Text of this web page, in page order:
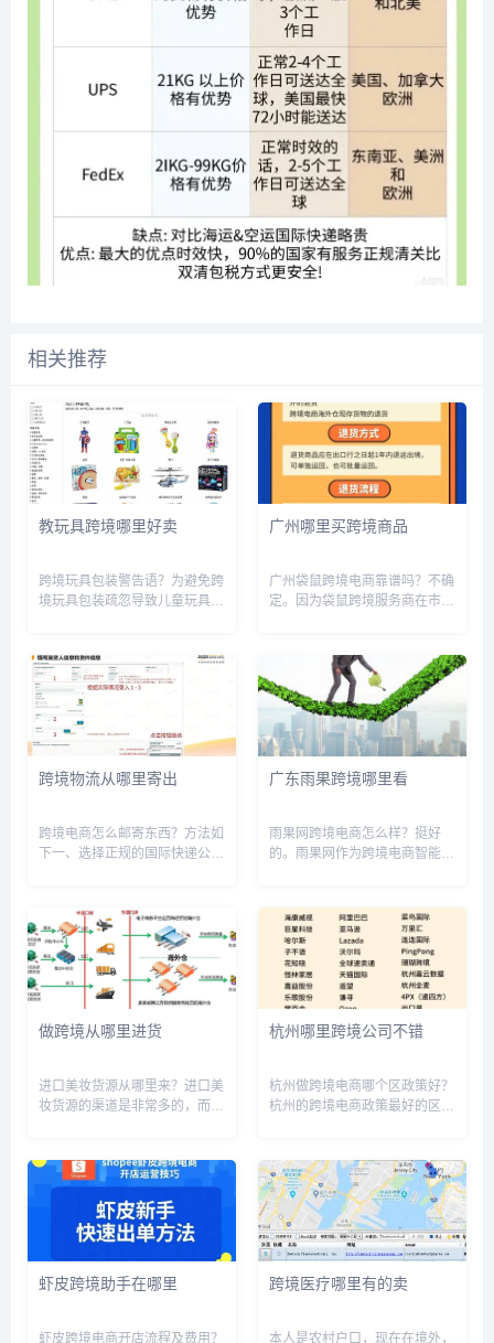
相关推荐
教玩具跨境哪里好卖
跨境玩具包装警告语？为避免跨
境玩具包装疏忽导致儿童玩具安
牌、产品材质、适用年龄、使用
方法、注意事项等，确保儿童安
全。同时，应严格按照国际卫
生、安...
广州哪里买跨境商品
广州袋鼠跨境电商靠谱吗？不确
定。因为袋鼠跨境服务商在市场
问题，但也有一部分用户对其服
务评价很高。从这个角度来看，
袋鼠跨境服务商的靠谱程度还有
待观...
跨境物流从哪里寄出
跨境电商怎么邮寄东西？方法如
下一、选择正规的国际快递公司
知名的快递公司有DHL、
UPS、FedEx、TNT等，这些公
司在全球范围内都有完善的快
递...
广东雨果跨境哪里看
雨果网跨境电商怎么样？挺好
的。雨果网作为跨境电商智能服
等全球数十家跨境电商平台入
驻。并且在2022年蝉联东南...
做跨境从哪里进货
进口美妆货源从哪里来？进口美
妆货源的渠道是非常多的，而主
的价格是比较贵的因为它有关税
在里面。第二个就是在国内有生
产厂商，然后国外品牌国内生
产，这...
杭州哪里跨境公司不错
杭州做跨境电商哪个区政策好？
杭州的跨境电商政策最好的区是
源和完善的物流网络，政府对跨
境电商的支持力度也较大，给予
企业更多的政策扶持和优惠政
策。此...
虾皮跨境助手在哪里
虾皮跨境电商开店流程及费用？
跨境医疗哪里有的卖
本人是农村户口，现在在境外，